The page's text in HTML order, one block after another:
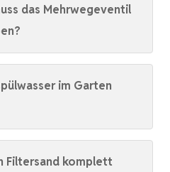
das Mehrwegeventil
im Garten
Filtersand komplett